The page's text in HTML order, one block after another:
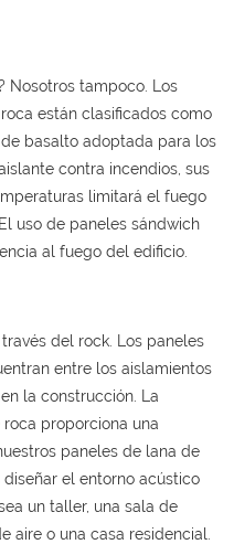
Nosotros tampoco. Los
están clasificados como
basalto adoptada para los
contra incendios, sus
limitará el fuego
uso de paneles sándwich
al fuego del edificio.
del rock. Los paneles
entre los aislamientos
la construcción. La
proporciona una
paneles de lana de
el entorno acústico
un taller, una sala de
aire o una casa residencial.